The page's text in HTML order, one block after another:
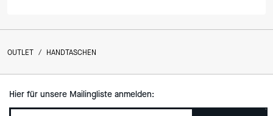
OUTLET / HANDTASCHEN
Hier für unsere Mailingliste anmelden: